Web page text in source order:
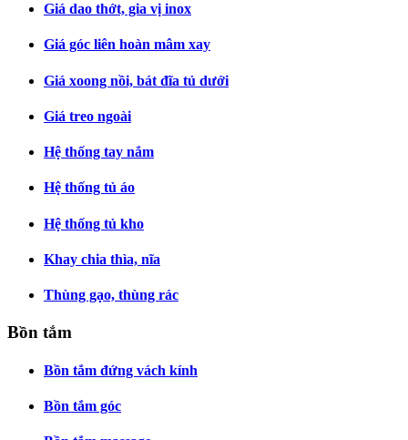
Giá dao thớt, gia vị inox
Giá góc liên hoàn mâm xay
Giá xoong nồi, bát đĩa tủ dưới
Giá treo ngoài
Hệ thống tay nắm
Hệ thống tủ áo
Hệ thống tủ kho
Khay chia thìa, nĩa
Thùng gạo, thùng rác
Bồn tắm
Bồn tắm đứng vách kính
Bồn tắm góc